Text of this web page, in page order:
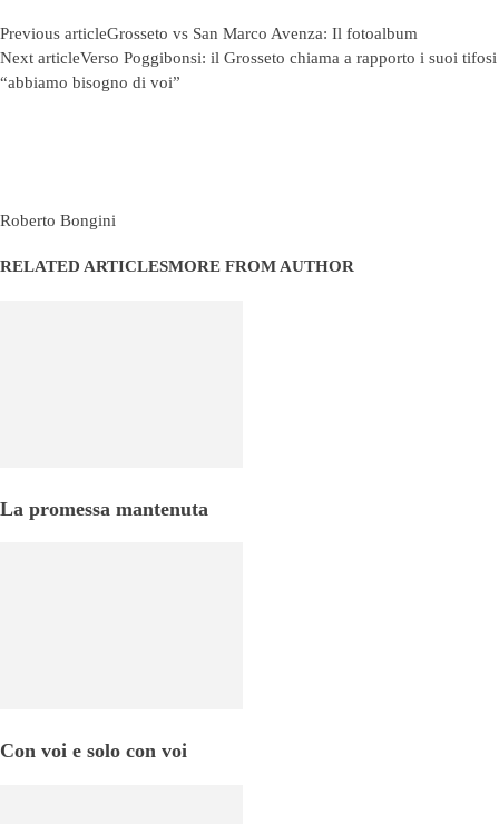
Previous articleGrosseto vs San Marco Avenza: Il fotoalbum
Next articleVerso Poggibonsi: il Grosseto chiama a rapporto i suoi tifosi
“abbiamo bisogno di voi”
Roberto Bongini
RELATED ARTICLESMORE FROM AUTHOR
La promessa mantenuta
Con voi e solo con voi